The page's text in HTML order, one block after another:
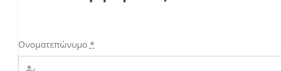
Ονοματεπώνυμο *